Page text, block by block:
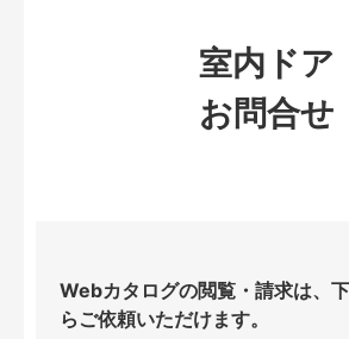
室内ドア
お問合せ
Webカタログの閲覧・請求は、
らご依頼いただけます。